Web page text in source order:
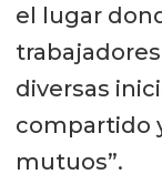
el lugar
diversas
compartido
mutuos”.